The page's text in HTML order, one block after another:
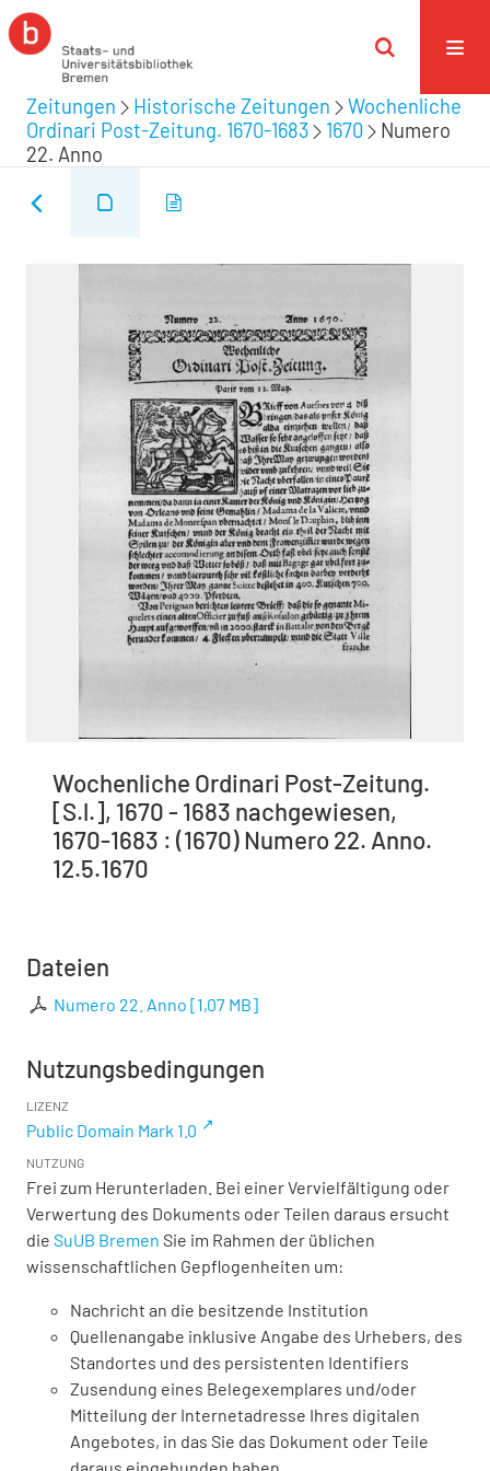
Zeitungen Historische Zeitungen
Wochenliche
Ordinari Post-Zeitung. 1670-1683
1670
Numero
22. Anno
Wochenliche Ordinari Post-Zeitung.
[S.l.], 1670 - 1683 nachgewiesen,
1670-1683 : (1670) Numero 22. Anno.
12.5.1670
Dateien
Numero 22. Anno [1,07 MB]
Nutzungsbedingungen
LIZENZ
Public Domain Mark 1.0
NUTZUNG
Frei zum Herunterladen. Bei einer Vervielfältigung oder
Verwertung des Dokuments oder Teilen daraus ersucht
die SuUB Bremen Sie im Rahmen der üblichen
wissenschaftlichen Gepflogenheiten um:
Nachricht an die besitzende Institution
Quellenangabe inklusive Angabe des Urhebers, des
Standortes und des persistenten Identifiers
Zusendung eines Belegexemplares und/oder
Mitteilung der Internetadresse Ihres digitalen
Angebotes, in das Sie das Dokument oder Teile
daraus eingebunden haben